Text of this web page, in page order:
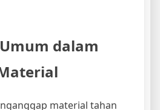
dalam
material tahan